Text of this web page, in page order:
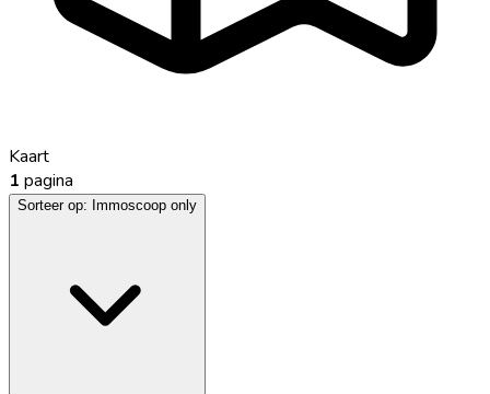
Kaart
1 pagina
Sorteer op: Immoscoop only